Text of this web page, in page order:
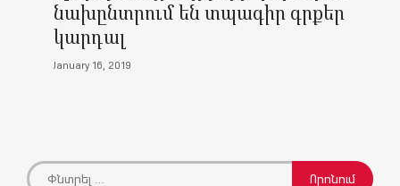
նախընտրում են տպագիր գրքեր
կարդալ
January 16, 2019